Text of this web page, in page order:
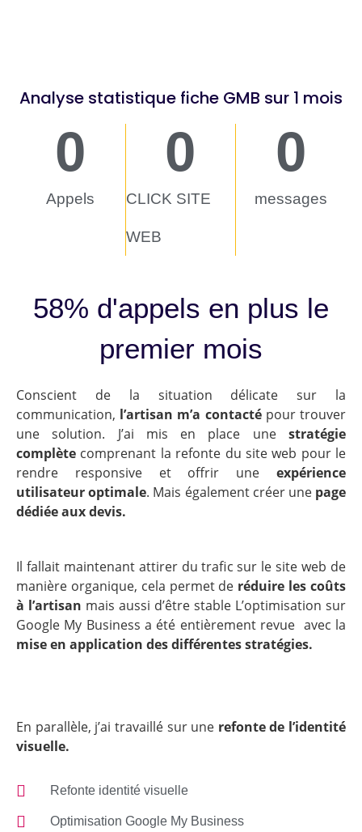
58% d'appels en plus le
premier mois
Conscient de la situation délicate sur la
communication, l’artisan m’a contactépour trouver
une solution. J’ai mis en place une stratégie
complète comprenant la refonte du site web pour le
rendre responsive et offrir une expérience
utilisateur optimale. Mais également créer une page
dédiée aux devis.
Il fallait maintenant attirer du trafic sur le site web de
manière organique, cela permet de réduire les coûts
à l’artisan mais aussi d’être stable L’optimisation sur
Google My Business a été entièrement revue avec la
mise en application des différentes stratégies.
En parallèle, j’ai travaillé sur une refonte de l’identité
visuelle.
Refonte identité visuelle
Optimisation Google My Business
Analyse statistique fiche GMB sur 1 mois
Appels
0
CLICK SITE
WEB
0
messages
0